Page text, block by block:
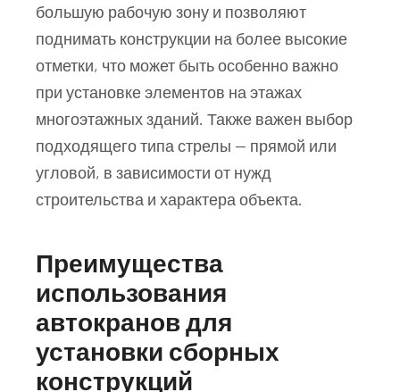
большую рабочую зону и позволяют
поднимать конструкции на более высокие
отметки, что может быть особенно важно
при установке элементов на этажах
многоэтажных зданий. Также важен выбор
подходящего типа стрелы — прямой или
угловой, в зависимости от нужд
строительства и характера объекта.
Преимущества
использования
автокранов для
установки сборных
конструкций